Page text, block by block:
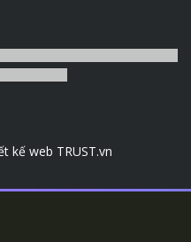
kế web TRUST.vn